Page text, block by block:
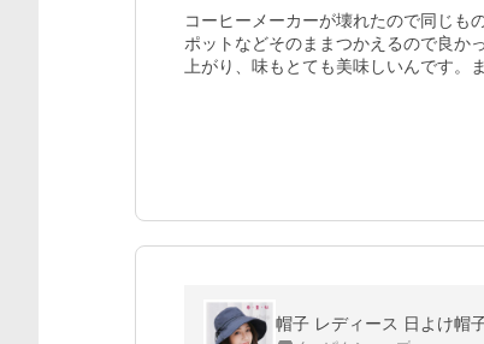
コーヒーメーカーが壊れたので同じも
ポットなどそのままつかえるので良か
上がり、味もとても美味しいんです。
帽子 レディース 日よけ帽